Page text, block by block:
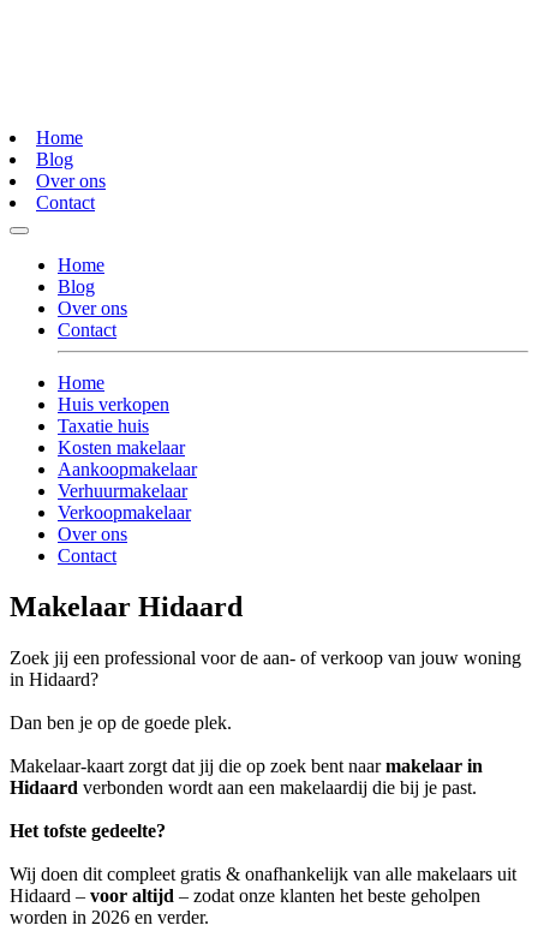
Home
Blog
Over ons
Contact
Home
Blog
Over ons
Contact
Home
Huis verkopen
Taxatie huis
Kosten makelaar
Aankoopmakelaar
Verhuurmakelaar
Verkoopmakelaar
Over ons
Contact
Makelaar Hidaard
Zoek jij een professional voor de aan- of verkoop van jouw woning
in Hidaard?
Dan ben je op de goede plek.
Makelaar-kaart zorgt dat jij die op zoek bent naarmakelaar in
Hidaard verbonden wordt aan een makelaardij die bij je past.
Het tofste gedeelte?
Wij doen dit compleet gratis & onafhankelijk van alle makelaars uit
Hidaard – voor altijd – zodat onze klanten het beste geholpen
worden in 2026 en verder.